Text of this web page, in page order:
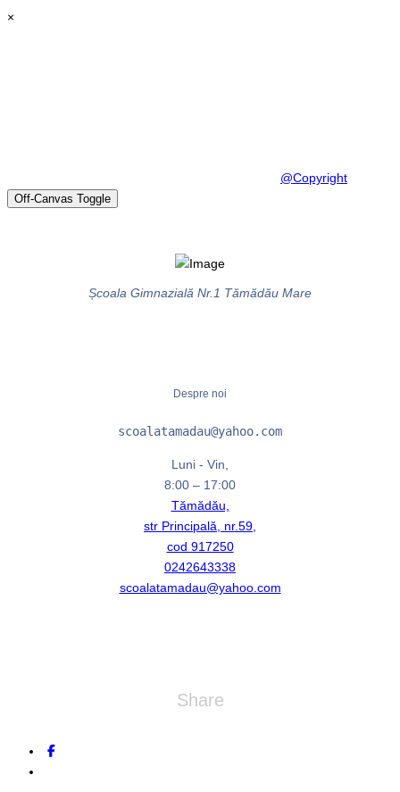
×
@Copyright
Off-Canvas Toggle
Școala Gimnazială Nr.1 Tămădău Mare
Despre noi
scoalatamadau@yahoo.com
Luni - Vin,
8:00 – 17:00
Tămădău,
str Principală, nr.59,
cod 917250
0242643338
scoalatamadau@yahoo.com
Share